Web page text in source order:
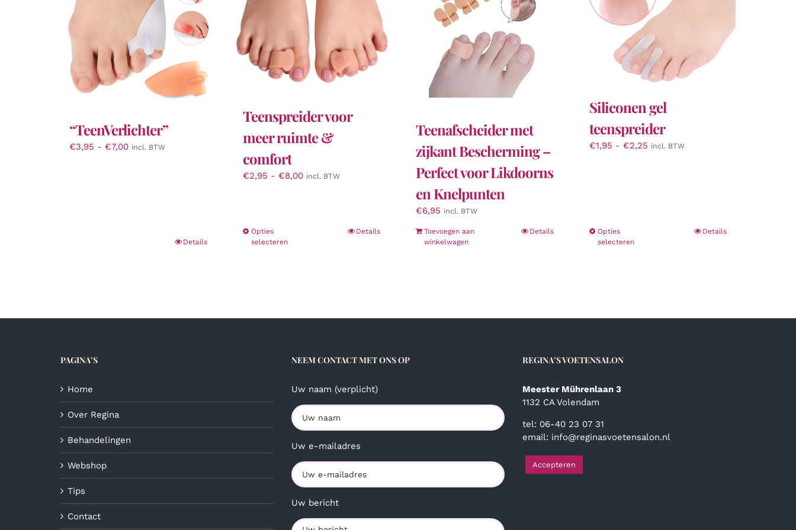
“TeenVerlichter”
€3,95 - €7,00Prijsklasse:
incl. BTW
Details
Teenspreider voor
meer ruimte &
comfort
€2,95 - €8,00Prijsklasse:
incl. BTW
Opties
selecteren
op
productpagina
Details
Teenafscheider met
zijkant Bescherming –
Perfect voor Likdoorns
en Knelpunten
€6,95 incl. BTW
Toevoegen aan
winkelwagen
Details
Siliconen gel
teenspreider
€1,95 - €2,25Prijsklasse:
incl. BTW
Opties
selecteren
Details
PAGINA’S
Home
Over Regina
Behandelingen
Webshop
Tips
Contact
NEEM CONTACT MET ONS OP
Uw naam (verplicht)
Uw e-mailadres
Uw bericht
REGINA’S VOETENSALON
Meester Mührenlaan 3
1132 CA Volendam
tel: 06-40 23 07 31
email: info@reginasvoetensalon.nl
Accepteren